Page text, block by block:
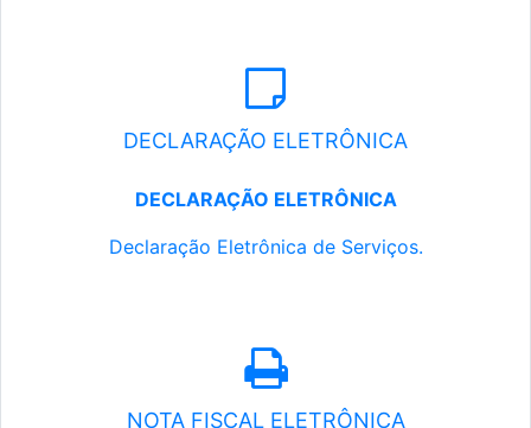
DECLARAÇÃO ELETRÔNICA
DECLARAÇÃO ELETRÔNICA
Declaração Eletrônica de Serviços.
NOTA FISCAL ELETRÔNICA